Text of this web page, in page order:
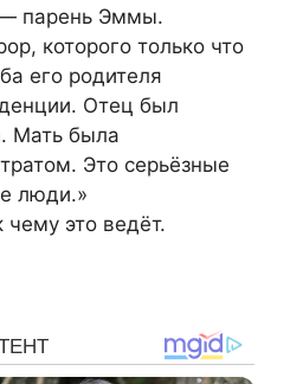
парень Эммы.
которого только что
его родителя
Отец был
Мать была
Это серьёзные
люди.»
это ведёт.